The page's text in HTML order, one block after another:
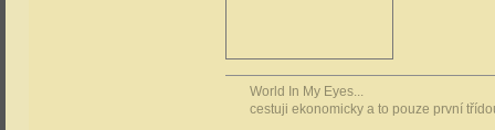
World In My Eyes...
cestuji ekonomicky a to pouze první